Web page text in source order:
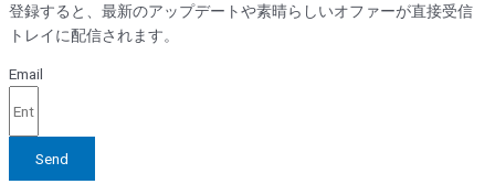
登録すると、最新のアップデートや素晴らしいオファーが直接受信
トレイに配信されます。
Email
Send